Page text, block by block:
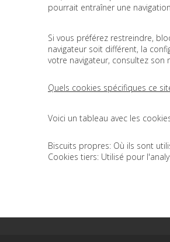
pourrait entraîner une
Si vous préférez restreindre,
navigateur soit différent, la
votre navigateur, consultez son
Quels cookies spécifiques ce
Voici un tableau avec les
Biscuits propres: Où ils sont
Cookies tiers: Utilisé pour